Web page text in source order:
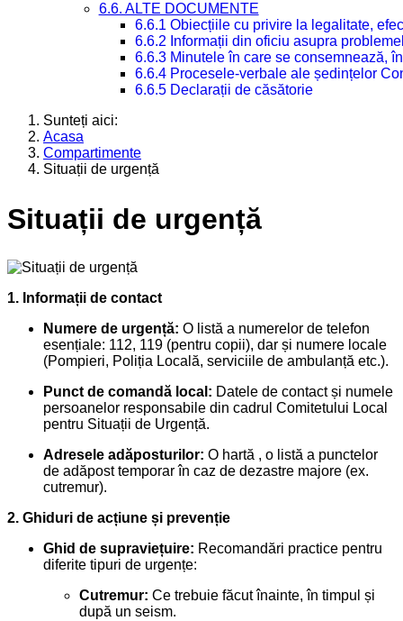
6.6. ALTE DOCUMENTE
6.6.1 Obiecțiile cu privire la legalitate,
6.6.2 Informații din oficiu asupra
6.6.3 Minutele în care se consemnează,
6.6.4 Procesele-verbale ale ședințelor
6.6.5 Declarații de căsătorie
Sunteți aici:
Acasa
Compartimente
Situații de urgență
Situații de urgență
1. Informații de contact
Numere de urgență: O listă a numerelor de telefon
esențiale: 112, 119 (pentru copii), dar și numere locale
(Pompieri, Poliția Locală, serviciile de ambulanță etc.).
Punct de comandă local: Datele de contact și numele
persoanelor responsabile din cadrul Comitetului Local
pentru Situații de Urgență.
Adresele adăposturilor: O hartă , o listă a punctelor
de adăpost temporar în caz de dezastre majore (ex.
cutremur).
2. Ghiduri de acțiune și prevenție
Ghid de supraviețuire: Recomandări practice pentru
diferite tipuri de urgențe:
Cutremur: Ce trebuie făcut înainte, în timpul și
după un seism.